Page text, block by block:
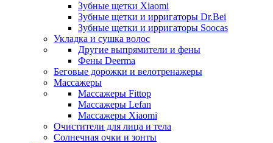
Зубные щетки Xiaomi
Зубные щетки и ирригаторы Dr.Bei
Зубные щетки и ирригаторы Soocas
Укладка и сушка волос
Другие выпрямители и фены
Фены Deerma
Беговые дорожки и велотренажеры
Массажеры
Массажеры Fittop
Массажеры Lefan
Массажеры Xiaomi
Очистители для лица и тела
Солнечная очки и зонты